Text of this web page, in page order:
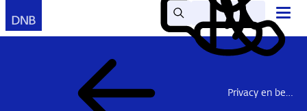
Zoek Lees
voor
Mijn
DNB
Contact
Privacy en beveiliging